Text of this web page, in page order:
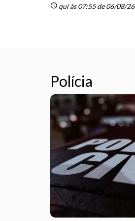
schedule qui às 07:55 de 06/08/26
Polícia